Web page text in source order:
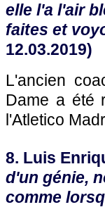
elle l'a l'air
faites et
12.03.2019)
L'ancien
Dame a été
l'Atletico
8. Luis
d'un génie,
comme